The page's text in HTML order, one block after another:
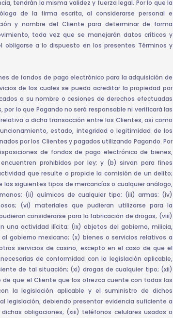
tendrán la misma validez y fuerza legal. Por lo que la
de la firma escrita, al considerarse personal e
y nombre del Cliente para determinar de forma
toda vez que se manejarán datos críticos y
a lo dispuesto en los presentes Términos y
de fondos de pago electrónico para la adquisición de
de los cuales se pueda acreditar la propiedad por
a su nombre o cesiones de derechos efectuadas
lo que Pagando no será responsable ni verificará las
a dicha transacción entre los Clientes, así como
estado, integridad o legitimidad de los
por los Clientes y pagados utilizando Pagando. Por
de fondos de pago electrónico de bienes,
prohibidos por ley; y (b) sirvan para fines
que resulte o propicie la comisión de un delito;
los siguientes tipos de mercancías o cualquier análogo,
(ii) químicos de cualquier tipo; (iii) armas; (iv)
(vi) materiales que pudieran utilizarse para la
considerarse para la fabricación de drogas; (viii)
una actividad ilícita; (ix) objetos del gobierno, milicia,
gobierno mexicano; (x) bienes o servicios relativos a
servicios de casino, excepto en el caso de que el
de conformidad con la legislación aplicable,
de tal situación; (xi) drogas de cualquier tipo; (xii)
que el Cliente que los ofrezca cuente con todas las
la legislación aplicable y el suministro de dichos
legislación, debiendo presentar evidencia suficiente a
obligaciones; (xiii) teléfonos celulares usados o